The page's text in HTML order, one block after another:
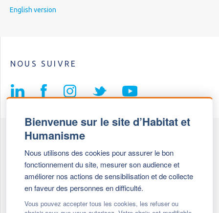
Bienvenue sur le site d’Habitat et
Humanisme
Nous utilisons des cookies pour assurer le bon
fonctionnement du site, mesurer son audience et
améliorer nos actions de sensibilisation et de collecte
en faveur des personnes en difficulté.
Vous pouvez accepter tous les cookies, les refuser ou
English version
NOUS SUIVRE
69647 Caluire et Cuire cedex
+ 33 (0)4 72 27 42 58